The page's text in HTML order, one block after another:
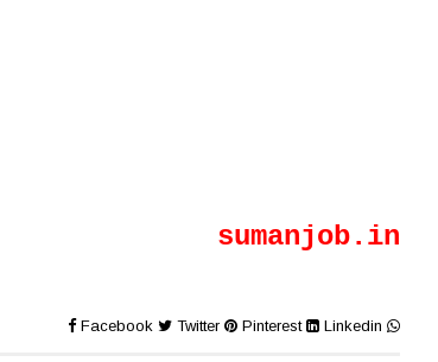
sumanjob.in
Facebook Twitter Pinterest Linkedin